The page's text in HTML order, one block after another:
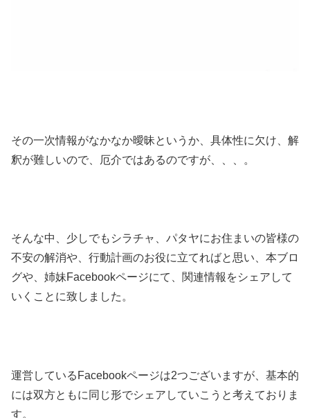
その一次情報がなかなか曖昧というか、具体性に欠け、解
釈が難しいので、厄介ではあるのですが、、、。
そんな中、少しでもシラチャ、パタヤにお住まいの皆様の
不安の解消や、行動計画のお役に立てればと思い、本ブロ
グや、姉妹Facebookページにて、関連情報をシェアして
いくことに致しました。
運営しているFacebookページは2つございますが、基本的
には双方ともに同じ形でシェアしていこうと考えておりま
す。